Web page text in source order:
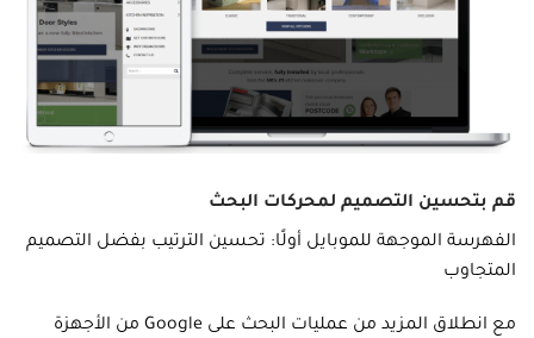
قم بتحسين التصميم لمحركات البحث
الفهرسة الموجهة للموبايل أولًا: تحسين الترتيب بفضل التصميم
المتجاوب
مع انطلاق المزيد من عمليات البحث على Google من الأجهزة